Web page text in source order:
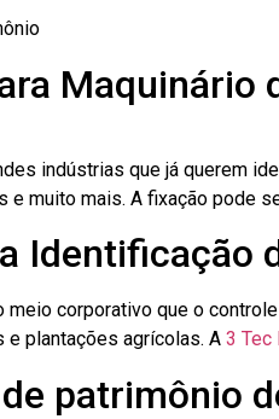
Maquinário
indústrias que já querem
e muito mais. A fixação pode
Identificação
meio corporativo que o
e plantações agrícolas. A 3 Tec
patrimônio